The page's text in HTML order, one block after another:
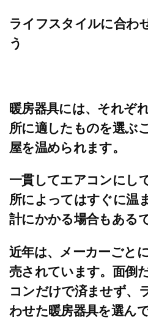
ライフスタイルに合わ
う
暖房器具には、それぞ
所に適したものを選ぶ
屋を温められます。
一貫してエアコンにし
所によってはすぐに温
計にかかる場合もある
近年は、メーカーごと
売されています。面倒
コンだけで済ませず、
わせた暖房器具を選ん